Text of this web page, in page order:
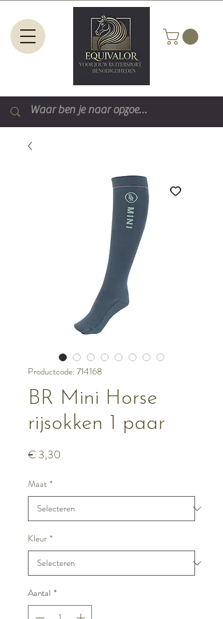
Productcode: 714168
BR Mini Horse
rijsokken 1 paar
€ 3,30
Maat *
Kleur *
Aantal *